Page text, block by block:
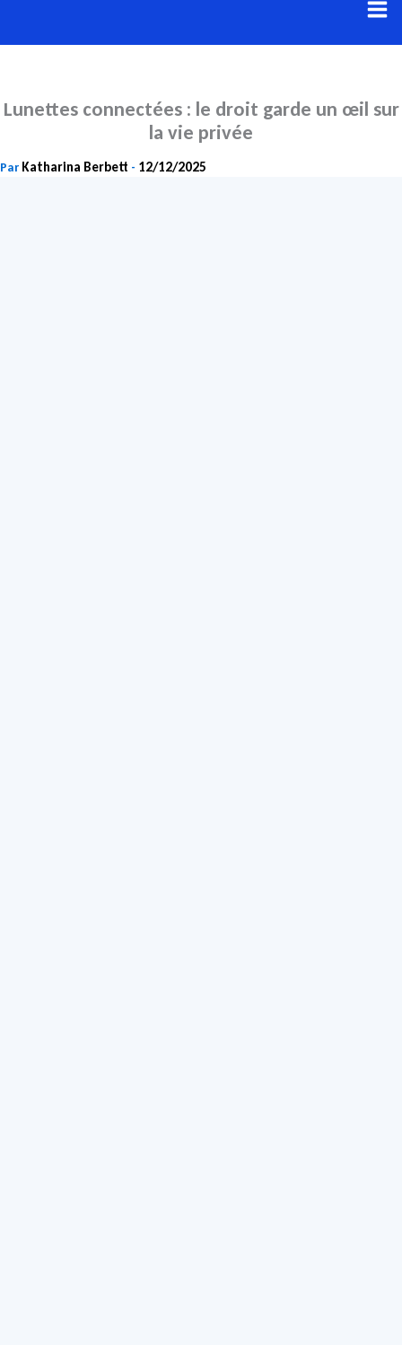
au
Lunettes connectées : le droit garde un œil sur
la vie privée
Par Katharina Berbett - 12/12/2025